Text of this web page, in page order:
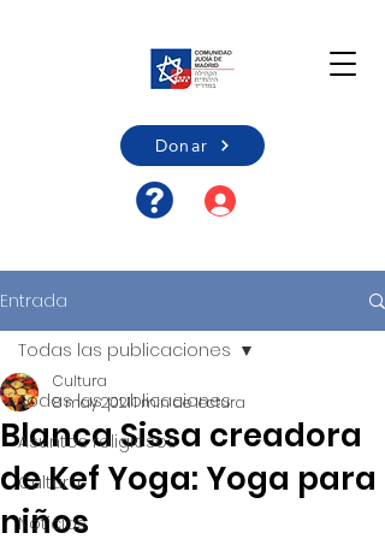
Donar
Entrada
Todas las publicaciones
Asuntos religiosos
Cultura
Noticias
Todas las publicaciones
Blanca Sissa creadora
de Kef Yoga: Yoga para
niños
Cultura
8 may 20211 min de lectura